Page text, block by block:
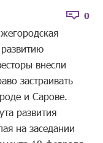
0
внесли
застраивать
и Сарове.
развития
на заседании